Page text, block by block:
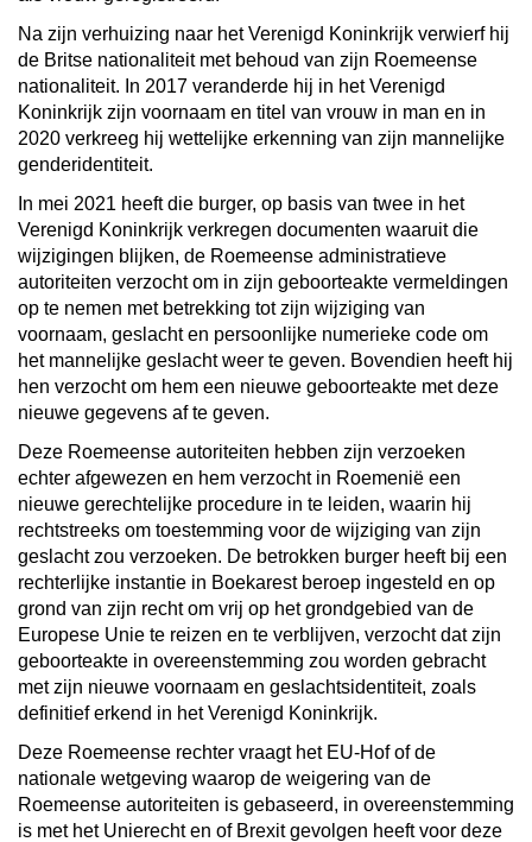
Na zijn verhuizing naar het Verenigd Koninkrijk verwierf hij
de Britse nationaliteit met behoud van zijn Roemeense
nationaliteit. In 2017 veranderde hij in het Verenigd
Koninkrijk zijn voornaam en titel van vrouw in man en in
2020 verkreeg hij wettelijke erkenning van zijn mannelijke
genderidentiteit.
In mei 2021 heeft die burger, op basis van twee in het
Verenigd Koninkrijk verkregen documenten waaruit die
wijzigingen blijken, de Roemeense administratieve
autoriteiten verzocht om in zijn geboorteakte vermeldingen
op te nemen met betrekking tot zijn wijziging van
voornaam, geslacht en persoonlijke numerieke code om
het mannelijke geslacht weer te geven. Bovendien heeft hij
hen verzocht om hem een nieuwe geboorteakte met deze
nieuwe gegevens af te geven.
Deze Roemeense autoriteiten hebben zijn verzoeken
echter afgewezen en hem verzocht in Roemenië een
nieuwe gerechtelijke procedure in te leiden, waarin hij
rechtstreeks om toestemming voor de wijziging van zijn
geslacht zou verzoeken. De betrokken burger heeft bij een
rechterlijke instantie in Boekarest beroep ingesteld en op
grond van zijn recht om vrij op het grondgebied van de
Europese Unie te reizen en te verblijven, verzocht dat zijn
geboorteakte in overeenstemming zou worden gebracht
met zijn nieuwe voornaam en geslachtsidentiteit, zoals
definitief erkend in het Verenigd Koninkrijk.
Deze Roemeense rechter vraagt het EU-Hof of de
nationale wetgeving waarop de weigering van de
Roemeense autoriteiten is gebaseerd, in overeenstemming
is met het Unierecht en of Brexit gevolgen heeft voor deze